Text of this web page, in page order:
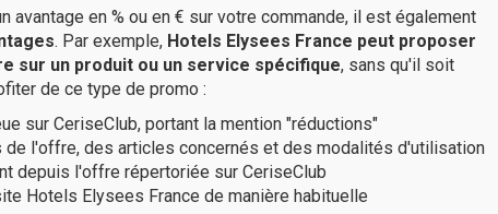
avantage en % ou en € sur votre commande, il est également
. Par exemple, Hotels Elysees France peut proposer
sur un produit ou un service spécifique, sans qu'il soit
de ce type de promo :
sur CeriseClub, portant la mention "réductions"
l'offre, des articles concernés et des modalités d'utilisation
depuis l'offre répertoriée sur CeriseClub
Hotels Elysees France de manière habituelle